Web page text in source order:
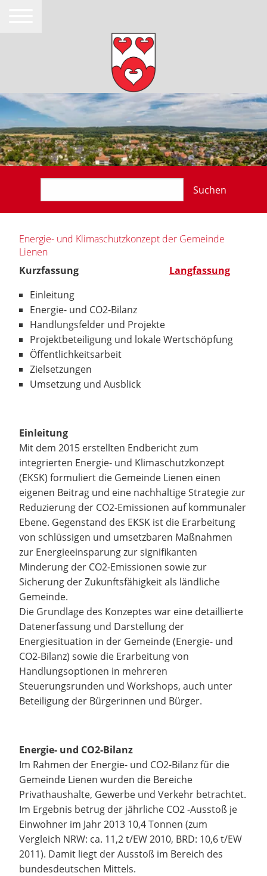
Suchen
Energie- und Klimaschutzkonzept der Gemeinde
Lienen
Kurzfassung Langfassung
Einleitung
Energie- und CO2-Bilanz
Handlungsfelder und Projekte
Projektbeteiligung und lokale Wertschöpfung
Öffentlichkeitsarbeit
Zielsetzungen
Umsetzung und Ausblick
Einleitung
Mit dem 2015 erstellten Endbericht zum
integrierten Energie- und Klimaschutzkonzept
(EKSK) formuliert die Gemeinde Lienen einen
eigenen Beitrag und eine nachhaltige Strategie zur
Reduzierung der CO2-Emissionen auf kommunaler
Ebene. Gegenstand des EKSK ist die Erarbeitung
von schlüssigen und umsetzbaren Maßnahmen
zur Energieeinsparung zur signifikanten
Minderung der CO2-Emissionen sowie zur
Sicherung der Zukunftsfähigkeit als ländliche
Gemeinde.
Die Grundlage des Konzeptes war eine detaillierte
Datenerfassung und Darstellung der
Energiesituation in der Gemeinde (Energie- und
CO2-Bilanz) sowie die Erarbeitung von
Handlungsoptionen in mehreren
Steuerungsrunden und Workshops, auch unter
Beteiligung der Bürgerinnen und Bürger.
Energie- und CO2-Bilanz
Im Rahmen der Energie- und CO2-Bilanz für die
Gemeinde Lienen wurden die Bereiche
Privathaushalte, Gewerbe und Verkehr betrachtet.
Im Ergebnis betrug der jährliche CO2 -Ausstoß je
Einwohner im Jahr 2013 10,4 Tonnen (zum
Vergleich NRW: ca. 11,2 t/EW 2010, BRD: 10,6 t/EW
2011). Damit liegt der Ausstoß im Bereich des
bundesdeutschen Mittels.